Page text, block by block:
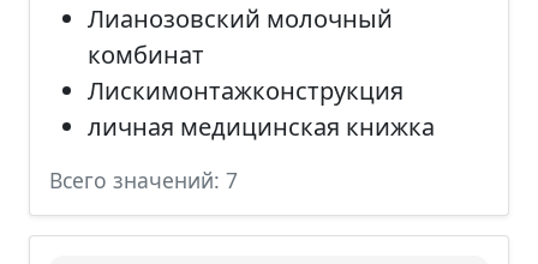
Лианозовский молочный
комбинат
Лискимонтажконструкция
личная медицинская книжка
Всего значений: 7